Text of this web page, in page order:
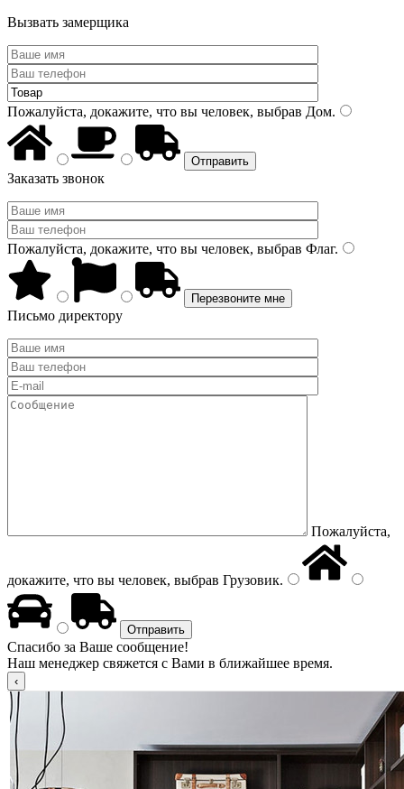
Вызвать замерщика
Пожалуйста, докажите, что вы человек, выбрав Дом.
Заказать звонок
Пожалуйста, докажите, что вы человек, выбрав Флаг.
Письмо директору
Пожалуйста,
докажите, что вы человек, выбрав Грузовик.
Спасибо за Ваше сообщение!
Наш менеджер свяжется с Вами в ближайшее время.